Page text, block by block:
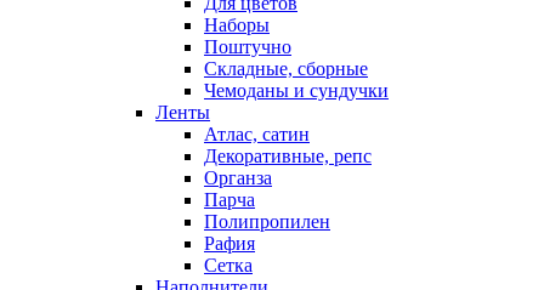
Наборы
Поштучно
Складные, сборные
Чемоданы и сундучки
Ленты
Атлас, сатин
Декоративные, репс
Органза
Парча
Полипропилен
Рафия
Сетка